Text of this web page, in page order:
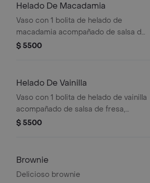
Helado De Macadamia
Vaso con 1 bolita de helado de
macadamia acompañado de salsa de
fresa, chocolate o arequipe.
$ 5500
Helado De Vainilla
Vaso con 1 bolita de helado de vainilla
acompañado de salsa de fresa,
chocolate o arequipe.
$ 5500
Brownie
Delicioso brownie